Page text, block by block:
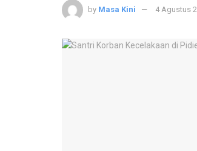
by Masa Kini 4 Agustus